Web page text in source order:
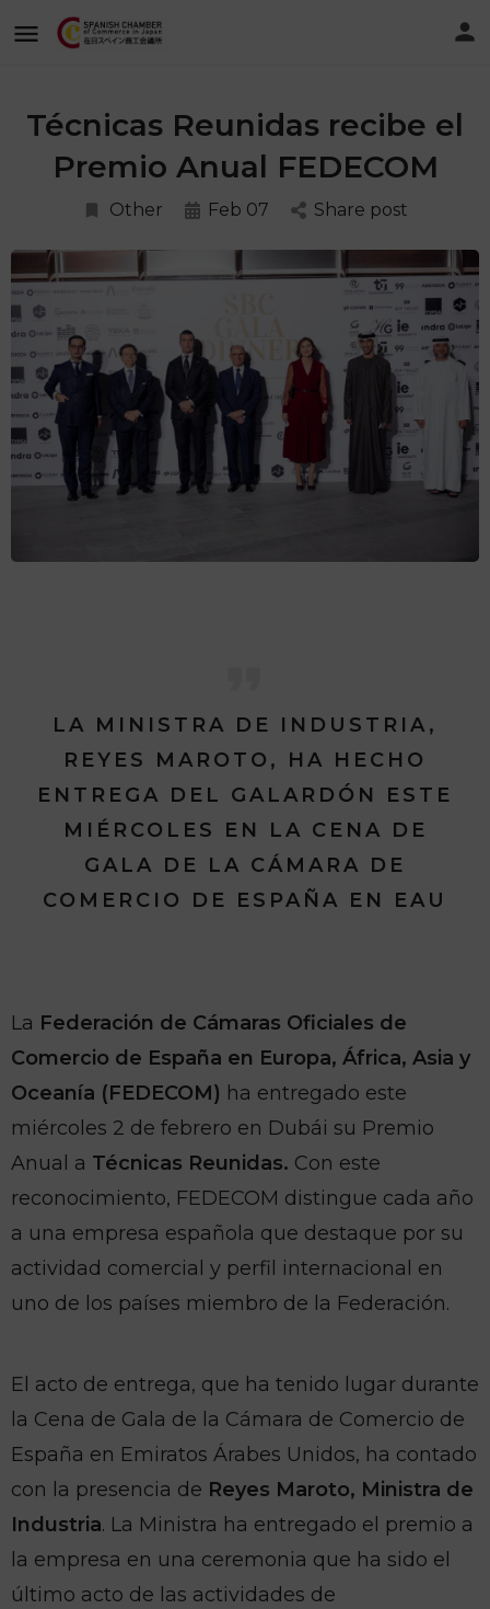
Técnicas Reunidas recibe el
Premio Anual FEDECOM
Other Feb 07 Share post
LA MINISTRA DE INDUSTRIA,
REYES MAROTO, HA HECHO
ENTREGA DEL GALARDÓN ESTE
MIÉRCOLES EN LA CENA DE
GALA DE LA CÁMARA DE
COMERCIO DE ESPAÑA EN EAU
La Federación de Cámaras Oficiales de
Comercio de España en Europa, África, Asia y
Oceanía (FEDECOM) ha entregado este
miércoles 2 de febrero en Dubái su Premio
Anual a Técnicas Reunidas. Con este
reconocimiento, FEDECOM distingue cada año
a una empresa española que destaque por su
actividad comercial y perfil internacional en
uno de los países miembro de la Federación.
El acto de entrega, que ha tenido lugar durante
la Cena de Gala de la Cámara de Comercio de
España en Emiratos Árabes Unidos, ha contado
con la presencia de Reyes Maroto, Ministra de
Industria. La Ministra ha entregado el premio a
la empresa en una ceremonia que ha sido el
último acto de las actividades de